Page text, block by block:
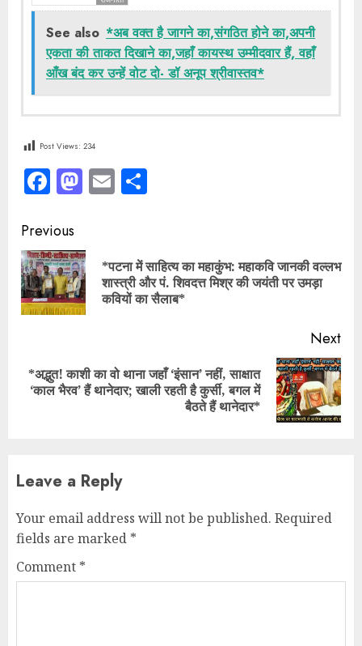
See also *अब वक्त है जागने का,संगठित होने का,अपनी
एकता की ताकत दिखाने का,जहाँ कायस्थ उम्मीदवार हैं, वहाँ
आँख बंद कर उन्हें वोट दो- डॉ अनूप श्रीवास्तव*
Post Views: 234
Facebook
Mastodon
Email
Continue
Reading
Previous
*पटना में साहित्य का महाकुंभ: महाकवि जानकी वल्लभ
शास्त्री और पं. शिवदत्त मिश्र की जयंती पर उमड़ा
कवियों का सैलाब*
Next
Next
*अद्भुत! काशी का वो थाना जहाँ ‘इंसान’ नहीं, साक्षात
‘काल भैरव’ हैं थानेदार; खाली रहती है कुर्सी, बगल में
बैठते हैं थानेदार*
Leave a Reply
Your email address will not be published. Required
fields are marked *
Comment *